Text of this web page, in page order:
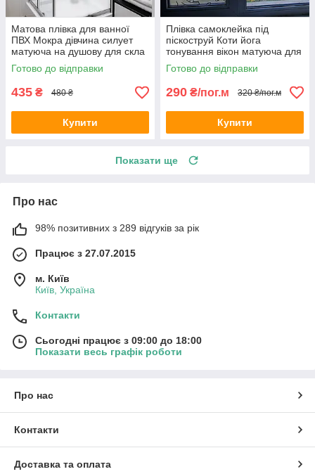
Матова плівка для ванної
ПВХ Мокра дівчина силует
матуюча на душову для скла
1000х1500 мм
Готово до відправки
435 ₴ 480 ₴
Купити
Плівка самоклейка під
піскоструй Коти йога
тонування вікон матуюча для
вікон кошенята кіт 1 пог.м
1000х1000 мм
Готово до відправки
290 ₴/пог.м 320 ₴/пог.м
Купити
Показати ще
Про нас
98% позитивних з 289 відгуків за рік
Працює з 27.07.2015
м. Київ
Київ, Україна
Контакти
Сьогодні працює з 09:00 до 18:00
Показати весь графік роботи
Про нас
Контакти
Доставка та оплата